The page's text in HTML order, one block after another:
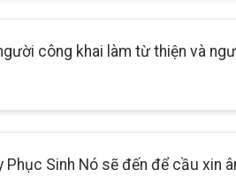
công khai làm từ thiện và
Phục Sinh Nó sẽ đến để cầu xin